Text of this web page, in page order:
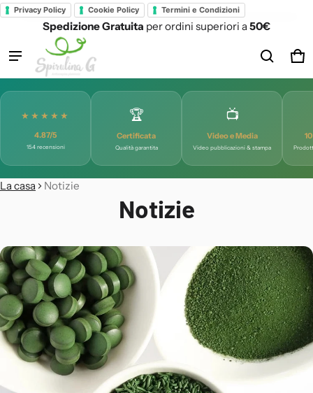
Privacy Policy Cookie Policy Termini e Condizioni
Spedizione Gratuita per ordini superiori a50€
0
★★★★★
4.87/5
154 recensioni
🏆
Certificata
Qualità garantita
📺
Video e Media
Video pubblicazioni & stampa
Prodotto aggiunto al carrello
Visualizza il carrello (
Check-out
La casa Notizie
Notizie